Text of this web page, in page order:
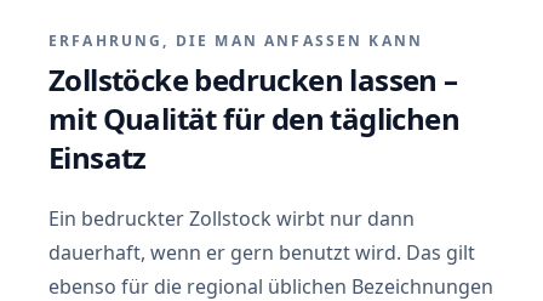
ERFAHRUNG, DIE MAN ANFASSEN KANN
Zollstöcke bedrucken lassen –
mit Qualität für den täglichen
Einsatz
Ein bedruckter Zollstock wirbt nur dann
dauerhaft, wenn er gern benutzt wird. Das gilt
ebenso für die regional üblichen Bezeichnungen